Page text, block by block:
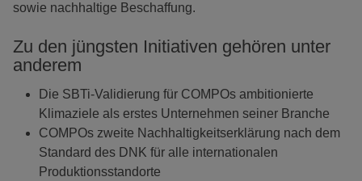
sowie nachhaltige Beschaffung.
Zu den jüngsten Initiativen gehören unter
anderem
Die SBTi-Validierung für COMPOs ambitionierte
Klimaziele als erstes Unternehmen seiner Branche
COMPOs zweite Nachhaltigkeitserklärung nach dem
Standard des DNK für alle internationalen
Produktionsstandorte